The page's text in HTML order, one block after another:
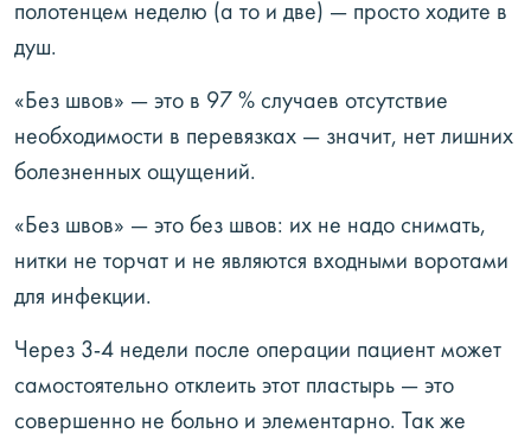
полотенцем неделю (а то и две) — просто ходите в
душ.
«Без швов» — это в 97 % случаев отсутствие
необходимости в перевязках — значит, нет лишних
болезненных ощущений.
«Без швов» — это без швов: их не надо снимать,
нитки не торчат и не являются входными воротами
для инфекции.
Через 3-4 недели после операции пациент может
самостоятельно отклеить этот пластырь — это
совершенно не больно и элементарно. Так же